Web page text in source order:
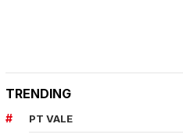
TRENDING
PT VALE